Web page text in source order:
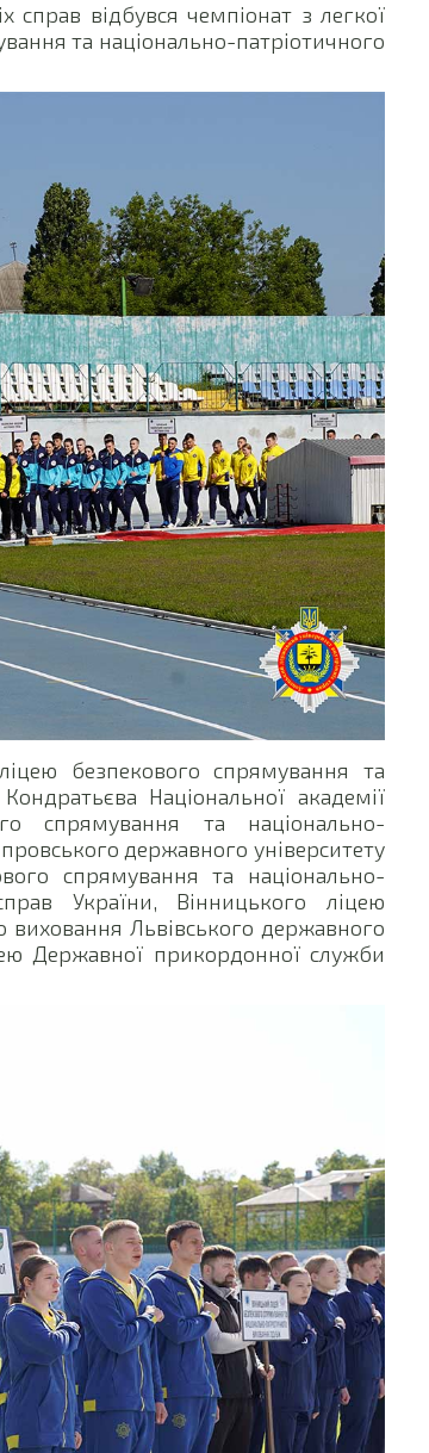
справ відбувся чемпіонат з легкої
та національно-патріотичного
безпекового спрямування та
Національної академії
спрямування та національно-
державного університету
спрямування та національно-
України, Вінницького ліцею
виховання Львівського державного
Державної прикордонної служби